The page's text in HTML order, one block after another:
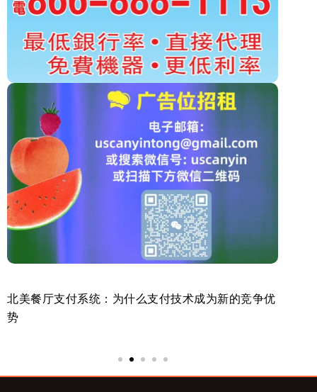
北美餐厅支付系统：为什么支付技术成为新的竞争优
势